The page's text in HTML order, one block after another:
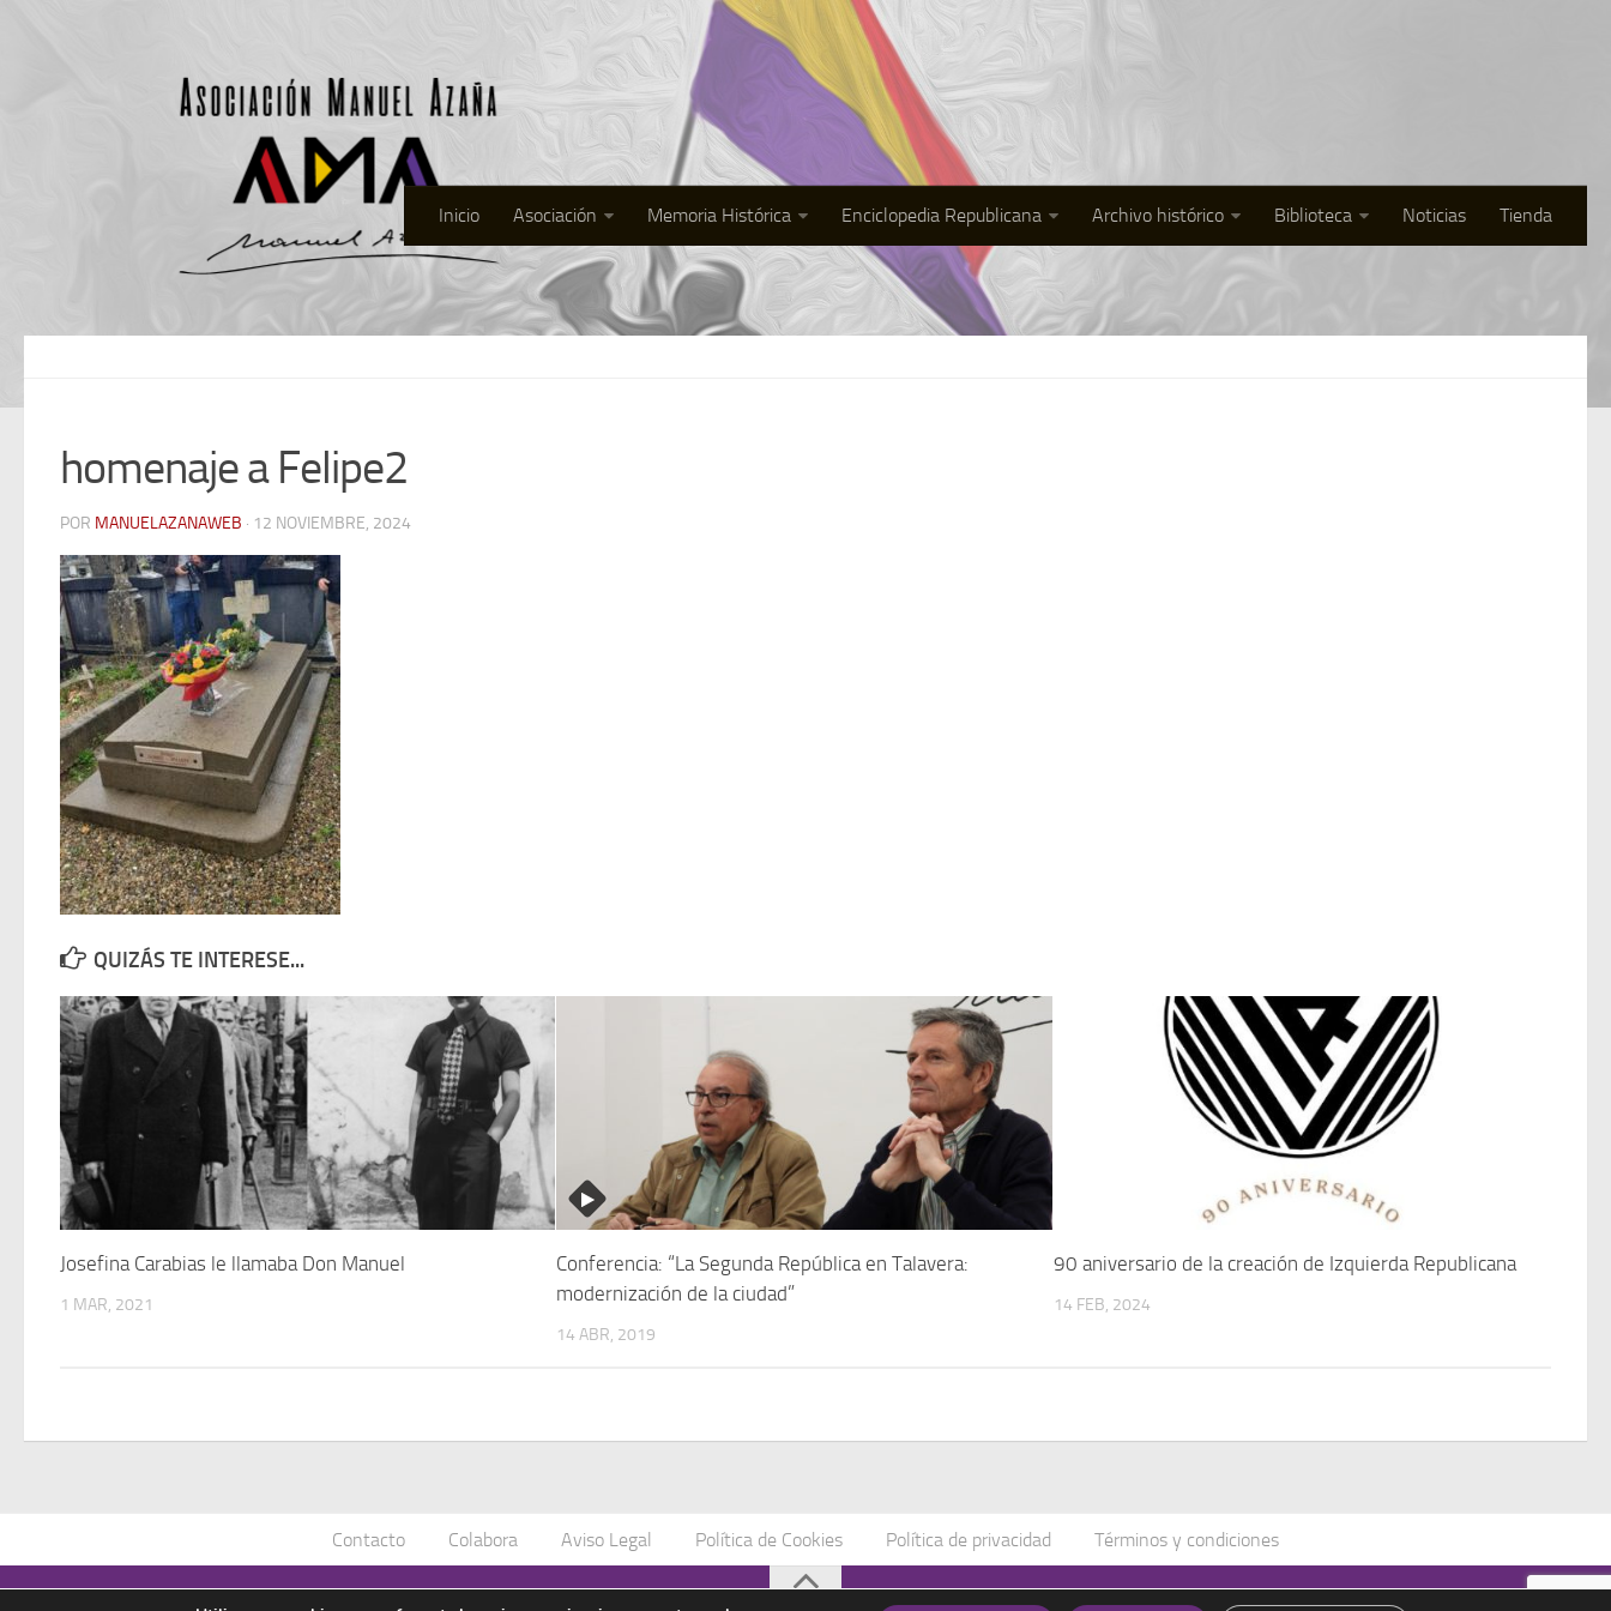
Inicio Asociación Memoria Histórica Enciclopedia Republicana Archivo histórico Biblioteca Noticias Tienda
homenaje a Felipe2
POR MANUELAZANAWEB · 12 NOVIEMBRE, 2024
QUIZÁS TE INTERESE...
Josefina Carabias le llamaba Don Manuel
1 MAR, 2021
Conferencia: “La Segunda República en Talavera:
modernización de la ciudad”
14 ABR, 2019
90 aniversario de la creación de Izquierda Republicana
14 FEB, 2024
Contacto Colabora Aviso Legal Política de Cookies Política de privacidad Términos y condiciones